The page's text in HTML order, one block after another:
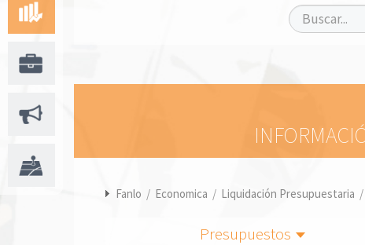
Fanlo / Economica / Liquidación Presupuestaria /
Presupuestos